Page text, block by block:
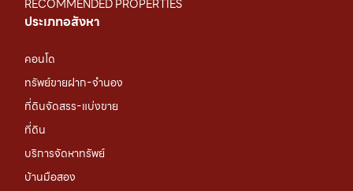
RECOMMENDED PROPERTIES
ประเภทอสังหา
คอนโด
ทรัพย์ขายฝาก-จำนอง
ที่ดินจัดสรร-แบ่งขาย
ที่ดิน
บริการจัดหาทรัพย์
บ้านมือสอง